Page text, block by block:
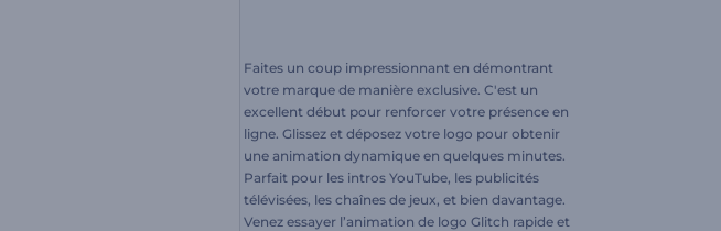
Faites un coup impressionnant en démontrant
votre marque de manière exclusive. C'est un
excellent début pour renforcer votre présence en
ligne. Glissez et déposez votre logo pour obtenir
une animation dynamique en quelques minutes.
Parfait pour les intros YouTube, les publicités
télévisées, les chaînes de jeux, et bien davantage.
Venez essayer l’animation de logo Glitch rapide et